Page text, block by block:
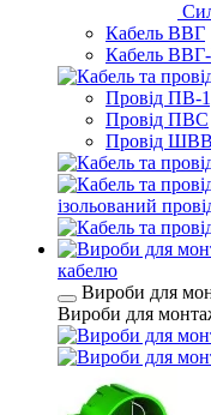
Кабель ВВГ
Кабель
Провід ПВ-
Провід ПВС
Провід
ізольований
кабелю
Вироби для
Вироби для